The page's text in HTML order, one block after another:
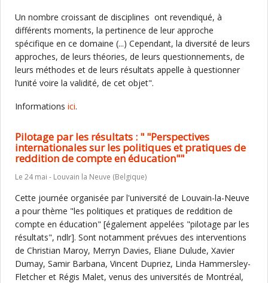
Un nombre croissant de disciplines ont revendiqué, à
différents moments, la pertinence de leur approche
spécifique en ce domaine (...) Cependant, la diversité de leurs
approches, de leurs théories, de leurs questionnements, de
leurs méthodes et de leurs résultats appelle à questionner
l’unité voire la validité, de cet objet".
Informations ici.
Pilotage par les résultats : " "Perspectives
internationales sur les politiques et pratiques de
reddition de compte en éducation""
Le 24 mai - Louvain la Neuve (Belgique)
Cette journée organisée par l'université de Louvain-la-Neuve
a pour thème "les politiques et pratiques de reddition de
compte en éducation" [également appelées "pilotage par les
résultats", ndlr]. Sont notamment prévues des interventions
de Christian Maroy, Merryn Davies, Eliane Dulude, Xavier
Dumay, Samir Barbana, Vincent Dupriez, Linda Hammersley-
Fletcher et Régis Malet, venus des universités de Montréal,